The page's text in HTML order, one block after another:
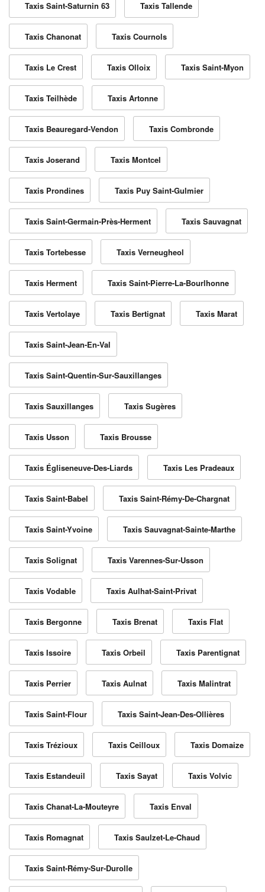
Taxis Saint-Saturnin 63 Taxis Tallende
Taxis Chanonat Taxis Cournols
Taxis Le Crest Taxis Olloix Taxis Saint-Myon
Taxis Teilhède Taxis Artonne
Taxis Beauregard-Vendon Taxis Combronde
Taxis Joserand Taxis Montcel
Taxis Prondines Taxis Puy Saint-Gulmier
Taxis Saint-Germain-Près-Herment Taxis Sauvagnat
Taxis Tortebesse Taxis Verneugheol
Taxis Herment Taxis Saint-Pierre-La-Bourlhonne
Taxis Vertolaye Taxis Bertignat Taxis Marat
Taxis Saint-Jean-En-Val
Taxis Saint-Quentin-Sur-Sauxillanges
Taxis Sauxillanges Taxis Sugères
Taxis Usson Taxis Brousse
Taxis Égliseneuve-Des-Liards Taxis Les Pradeaux
Taxis Saint-Babel Taxis Saint-Rémy-De-Chargnat
Taxis Saint-Yvoine Taxis Sauvagnat-Sainte-Marthe
Taxis Solignat Taxis Varennes-Sur-Usson
Taxis Vodable Taxis Aulhat-Saint-Privat
Taxis Bergonne Taxis Brenat Taxis Flat
Taxis Issoire Taxis Orbeil Taxis Parentignat
Taxis Perrier Taxis Aulnat Taxis Malintrat
Taxis Saint-Flour Taxis Saint-Jean-Des-Ollières
Taxis Trézioux Taxis Ceilloux Taxis Domaize
Taxis Estandeuil Taxis Sayat Taxis Volvic
Taxis Chanat-La-Mouteyre Taxis Enval
Taxis Romagnat Taxis Saulzet-Le-Chaud
Taxis Saint-Rémy-Sur-Durolle